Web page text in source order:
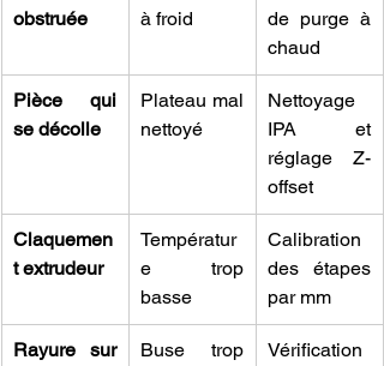
obstruée
à froid
de purge à
chaud
Pièce qui
se décolle
Plateau mal
nettoyé
Nettoyage
IPA et
réglage Z-
offset
Claquemen
t extrudeur
Températur
e trop
basse
Calibration
des étapes
par mm
Rayure sur
Buse trop
Vérification